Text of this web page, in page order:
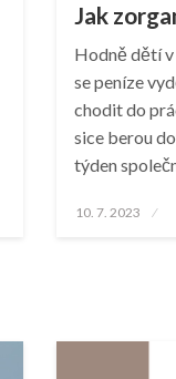
Jak
Hodně dětí
se peníze
chodit do
sice berou
týden
Posted
10. 7. 2023